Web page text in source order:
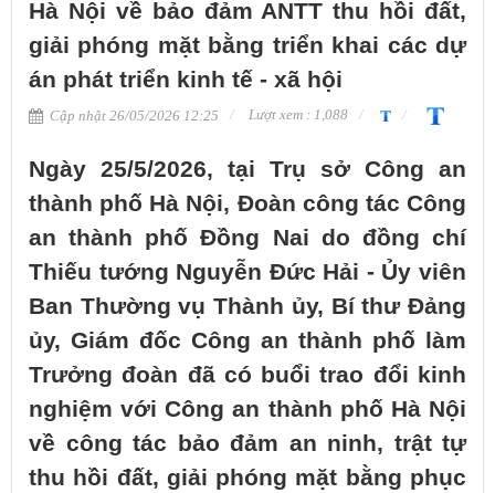
Hà Nội về bảo đảm ANTT thu hồi đất,
giải phóng mặt bằng triển khai các dự
án phát triển kinh tế - xã hội
Cập nhật 26/05/2026 12:25 Lượt xem : 1,088
Ngày 25/5/2026, tại Trụ sở Công an
thành phố Hà Nội, Đoàn công tác Công
an thành phố Đồng Nai do đồng chí
Thiếu tướng Nguyễn Đức Hải - Ủy viên
Ban Thường vụ Thành ủy, Bí thư Đảng
ủy, Giám đốc Công an thành phố làm
Trưởng đoàn đã có buổi trao đổi kinh
nghiệm với Công an thành phố Hà Nội
về công tác bảo đảm an ninh, trật tự
thu hồi đất, giải phóng mặt bằng phục